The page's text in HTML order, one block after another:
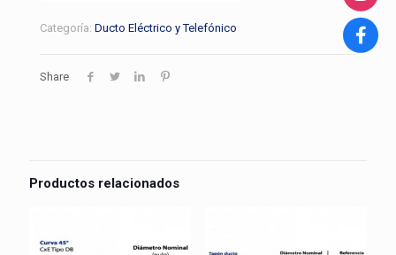
Categoría: Ducto Eléctrico y Telefónico
Share
Productos relacionados